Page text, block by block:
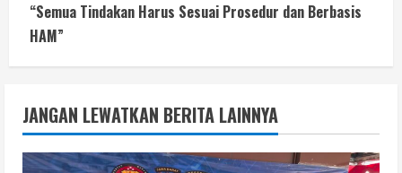
“Semua Tindakan Harus Sesuai Prosedur dan Berbasis
HAM”
JANGAN LEWATKAN BERITA LAINNYA